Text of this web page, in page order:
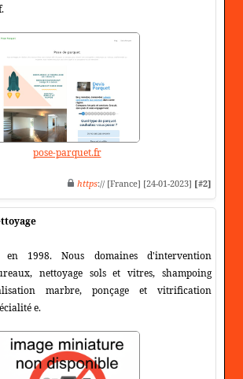
pose-parquet.fr
https:// [France] [24-01-2023] [#2]
en 1998. Nous domaines d'intervention
nettoyage sols et vitres, shampoing
marbre, ponçage et vitrification
e.